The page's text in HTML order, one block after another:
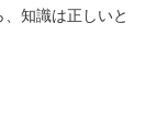
知識は正しいと